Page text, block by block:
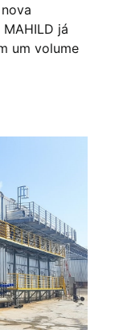
já
um volume